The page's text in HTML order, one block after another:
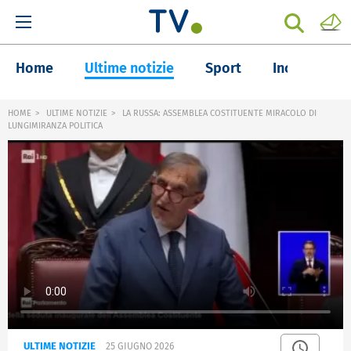
Home Ultime notizie Sport Inchieste
HOME ULTIME NOTIZIE
LA RUSSA: ASSEMBLEA COSTITUENTE MIRACOLO DI
LUNGIMIRANZA POLITICA
ULTIME NOTIZIE 25 GIUGNO 2026